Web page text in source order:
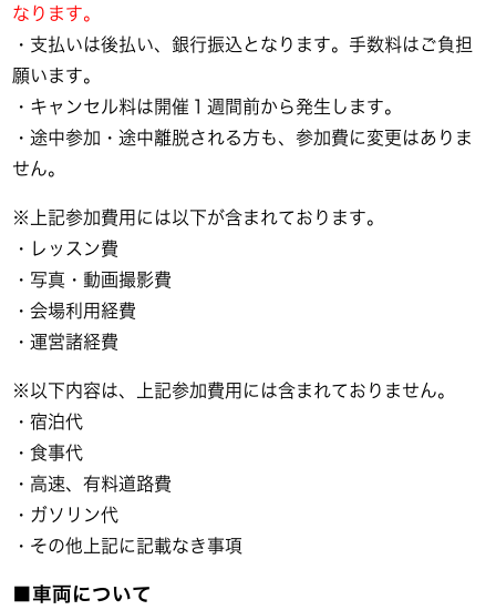
なります。
・支払いは後払い、銀行振込となります。手数料はご負担
願います。
・キャンセル料は開催１週間前から発生します。
・途中参加・途中離脱される方も、参加費に変更はありま
せん。
※上記参加費用には以下が含まれております。
・レッスン費
・写真・動画撮影費
・会場利用経費
・運営諸経費
※以下内容は、上記参加費用には含まれておりません。
・宿泊代
・食事代
・高速、有料道路費
・ガソリン代
・その他上記に記載なき事項
■車両について